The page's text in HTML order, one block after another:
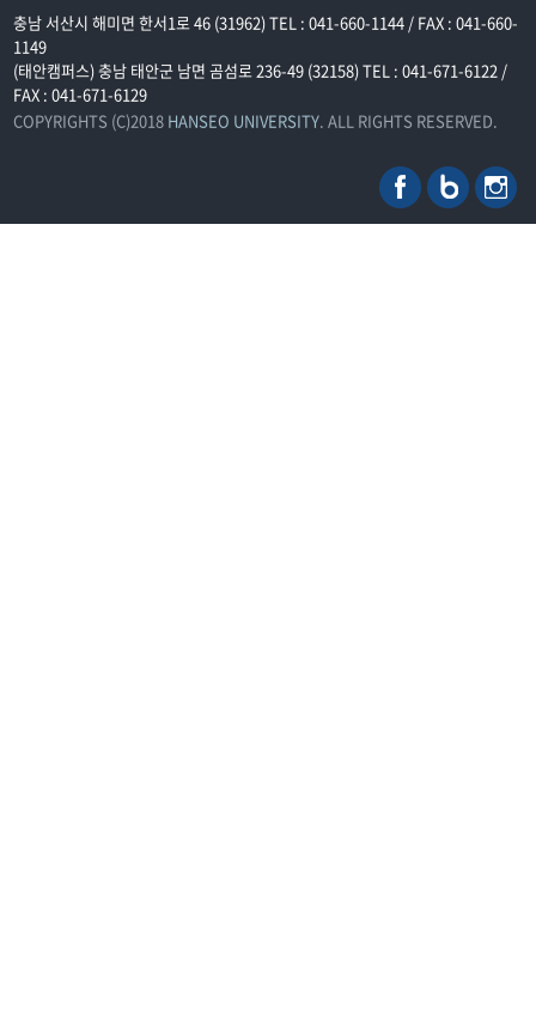
충남 서산시 해미면 한서1로 46 (31962) TEL : 041-660-1144 / FAX : 041-660-
1149
(태안캠퍼스) 충남 태안군 남면 곰섬로 236-49 (32158) TEL : 041-671-6122 /
FAX : 041-671-6129
COPYRIGHTS (C)2018 HANSEO UNIVERSITY. ALL RIGHTS RESERVED.